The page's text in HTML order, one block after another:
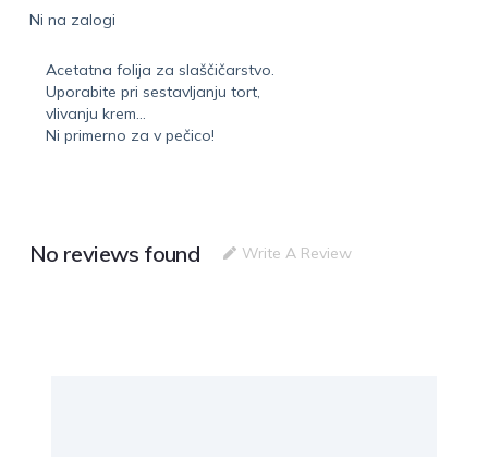
Ni na zalogi
Acetatna folija za slaščičarstvo.
Uporabite pri sestavljanju tort,
vlivanju krem…
Ni primerno za v pečico!
No reviews found Write A Review